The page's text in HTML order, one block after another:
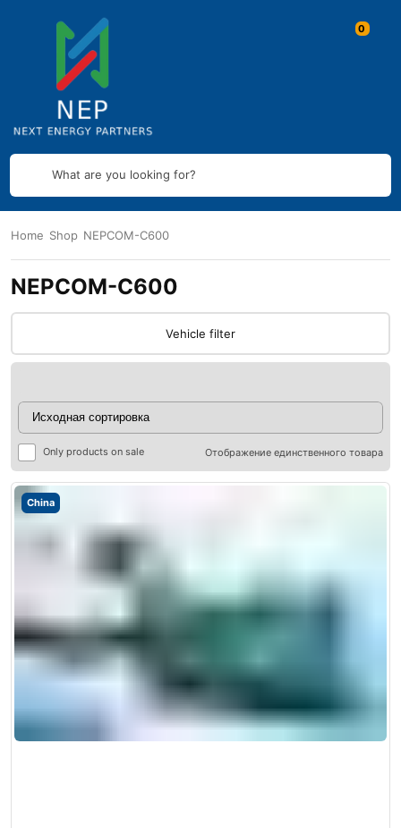
What are you looking for?
Home Shop NEPCOM-C600
NEPCOM-C600
Vehicle filter
Only products on sale Отображение единственного товара
China